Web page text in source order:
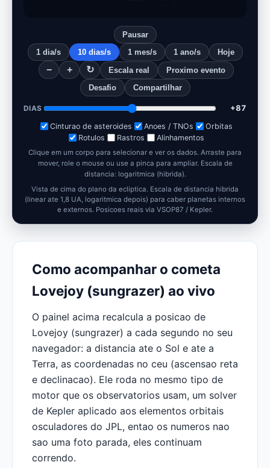
Pausar
1 dia/s
10 dias/s 1 mes/s 1 ano/s Hoje
− + ↻ Escala real
Proximo evento
Desafio
Compartilhar
DIAS
+97
Cinturao de asteroides
Anoes / TNOs
Orbitas
Rotulos
Rastros Alinhamentos
Clique em um corpo para selecionar e ver os dados. Arraste para
mover, role o mouse ou use a pinca para ampliar. Escala de
distancia: logaritmica (hibrida).
Vista de cima do plano da ecliptica. Escala de distancia hibrida
(linear ate 1,8 UA, logaritmica depois) para caber planetas internos
e externos. Posicoes reais via VSOP87 / Kepler.
Como acompanhar o cometa
Lovejoy (sungrazer) ao vivo
O painel acima recalcula a posicao de
Lovejoy (sungrazer) a cada segundo no seu
navegador: a distancia ate o Sol e ate a
Terra, as coordenadas no ceu (ascensao reta
e declinacao). Ele roda no mesmo tipo de
motor que os observatorios usam, um solver
de Kepler aplicado aos elementos orbitais
osculadores do JPL, entao os numeros nao
sao uma foto parada, eles continuam
correndo.